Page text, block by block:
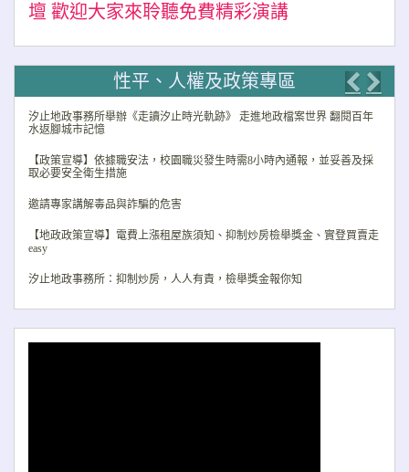
壇 歡迎大家來聆聽免費精彩演講
性平、人權及政策專區
汐止地政事務所舉辦《走讀汐止時光軌跡》 走進地政檔案世界 翻閱百年
水返腳城市記憶
【政策宣導】依據職安法，校園職災發生時需8小時內通報，並妥善及採
取必要安全衛生措施
邀請專家講解毒品與詐騙的危害
【地政政策宣導】電費上漲租屋族須知、抑制炒房檢舉獎金、實登買賣走
easy
汐止地政事務所：抑制炒房，人人有責，檢舉獎金報你知